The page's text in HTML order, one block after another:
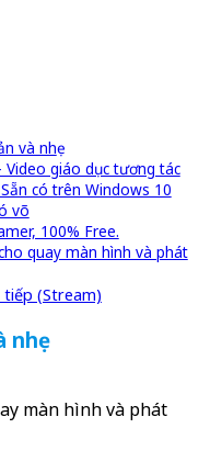
và nhẹ
Video giáo dục tương tác
có trên Windows 10
võ
100% Free.
quay màn hình và phát
(Stream)
màn hình và phát